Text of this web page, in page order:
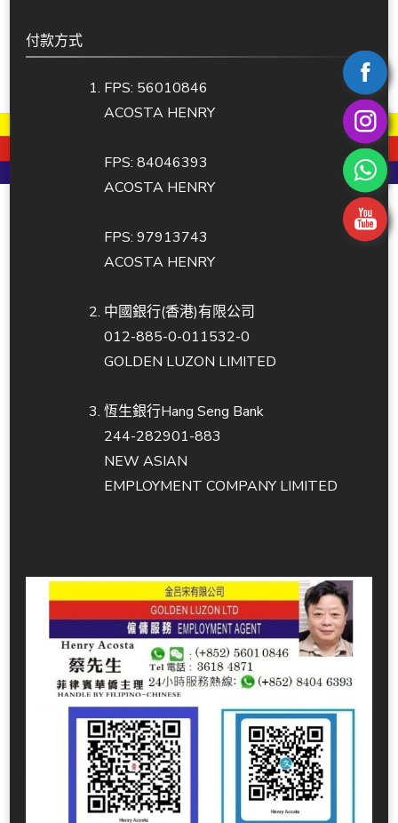
付款方式
FPS: 56010846
ACOSTA HENRY
FPS: 84046393
ACOSTA HENRY
FPS: 97913743
ACOSTA HENRY
中國銀行(香港)有限公司
012-885-0-011532-0
GOLDEN LUZON LIMITED
恆生銀行Hang Seng Bank
244-282901-883
NEW ASIAN
EMPLOYMENT COMPANY LIMITED